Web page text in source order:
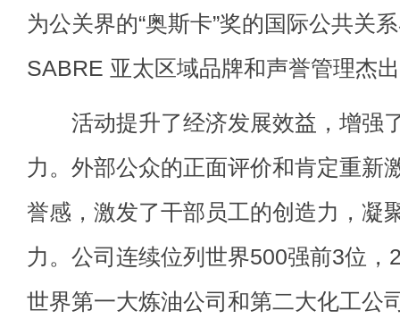
为公关界的“奥斯卡”奖的国际公共
SABRE 亚太区域品牌和声誉管理杰
活动提升了经济发展效益，增强
力。外部公众的正面评价和肯定重新
誉感，激发了干部员工的创造力，凝
力。公司连续位列世界500强前3位，
世界第一大炼油公司和第二大化工公